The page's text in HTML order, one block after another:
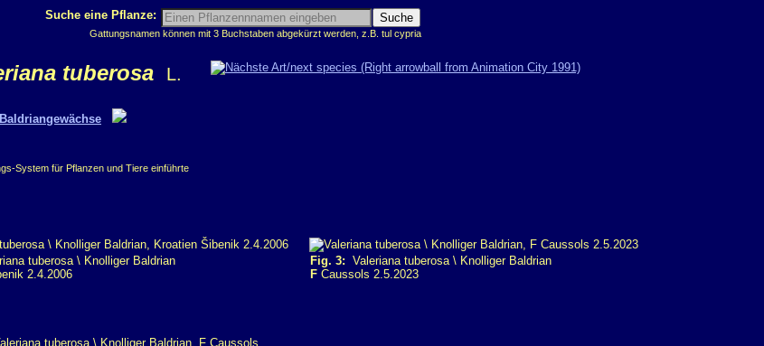
Suche eine Pflanze:
Gattungsnamen können mit 3 Buchstaben abgekürzt werden, z.B. tul cypria
tuberosa L.
System für Pflanzen und Tiere einführte
tuberosa \ Knolliger Baldrian
2.4.2006
Fig. 3: Valeriana tuberosa \ Knolliger Baldrian
F Caussols 2.5.2023